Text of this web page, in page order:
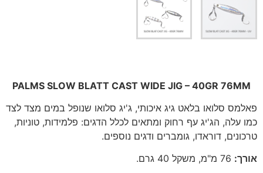
PALMS SLOW BLATT CAST WIDE JIG – 40GR 76MM
פאלמס סלואו בלאט גיג איכותי, ג'יג סלואו שנופל במים מצד לצד
כמו עלה, הג'יג עף רחוק ומתאים לכלל הדגים: פלמידות, טוניות,
טרכונים, דוראדו, גומברים ודגים נוספים.
אורך: מ"מ, משקל 40 גרם
.